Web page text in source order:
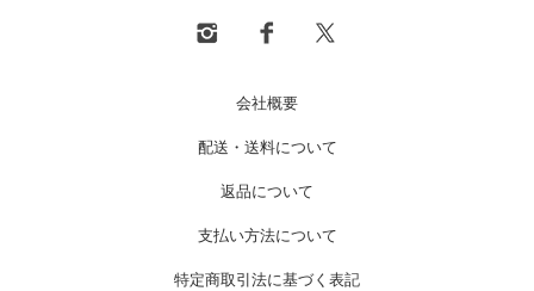
会社概要
配送・送料について
返品について
支払い方法について
特定商取引法に基づく表記